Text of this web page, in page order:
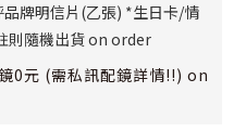
牌明信片(乙張) *生日卡/情
則隨機出貨 on order
0元 (需私訊配鏡詳情!!) on